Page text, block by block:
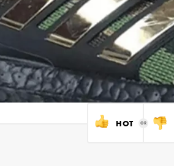
HOT